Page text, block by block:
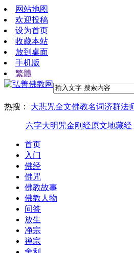
网站地图
欢迎投稿
设为首页
收藏本站
放到桌面
手机版
繁體
热搜： 大悲咒全文佛教名词济群法
六字大明咒金刚经原文地藏经
首页
入门
佛经
佛咒
佛教故事
佛教人物
问答
放生
净宗
禅宗